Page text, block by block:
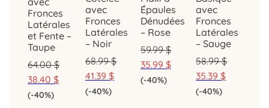
Fronces
Latérales
et Fente –
Taupe
64.00$
38.40 $
(-40%)
avec
Fronces
Latérales
– Noir
68.99$
41.39 $
(-40%)
Épaules
Dénudées
– Rose
59.99$
35.99 $
(-40%)
avec
Fronces
Latérales
– Sauge
58.99$
35.39 $
(-40%)